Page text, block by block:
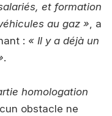
et formation
au gaz », a
: « Il y a déjà un
.
homologation
obstacle ne